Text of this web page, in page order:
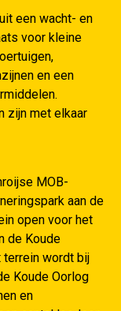
een wacht- en
voor kleine
en een
zijn met elkaar
MOB-
aan de
open voor het
de Koude
terrein wordt bij
Koude Oorlog
en